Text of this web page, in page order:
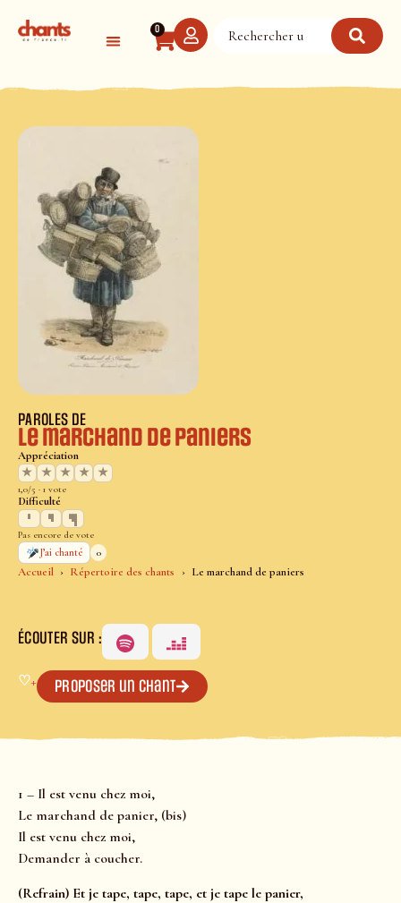
0
Accueil Répertoire des chants Le marchand de paniers
PAROLES DE
Le marchand de paniers
Appréciation
★
★ ★ ★ ★
1,0/5 · 1 vote
Difficulté
Pas encore de vote
J’ai chanté
0
ÉCOUTER SUR :
♡+ Proposer un chant
1 – Il est venu chez moi,
Le marchand de panier, (bis)
Il est venu chez moi,
Demander à coucher.
(Refrain) Et je tape, tape, tape, et je tape le panier,